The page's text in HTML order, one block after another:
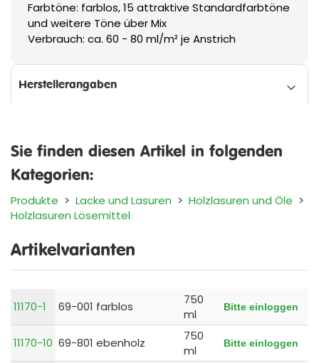
Farbtöne: farblos, 15 attraktive Standardfarbtöne
und weitere Töne über Mix
Verbrauch: ca. 60 - 80 ml/m² je Anstrich
Herstellerangaben
Sie finden diesen Artikel in folgenden
Kategorien:
Produkte > Lacke und Lasuren > Holzlasuren und Öle >
Holzlasuren Lösemittel
Artikelvarianten
11170-1 69-001 farblos
750
ml
Bitte einloggen
11170-10 69-801 ebenholz
750
ml
Bitte einloggen